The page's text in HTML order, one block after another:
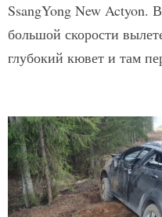
SsangYong New Actyon.
большой скорости
глубокий кювет и там